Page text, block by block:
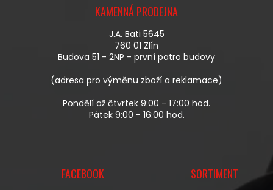
Í
P
R
V
K
V
P
I
KAMENNÁ PRODEJNA
J.A. Bati 5645
760 01 Zlín
Budova 51 - 2NP - první patro budovy
(adresa pro výměnu zboží a reklamace)
Pondělí až čtvrtek 9:00 - 17:00 hod.
Pátek 9:00 - 16:00 hod.
FACEBOOK SORTIMENT